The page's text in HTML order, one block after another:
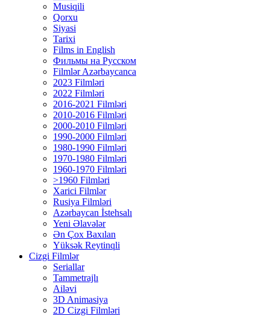
Musiqili
Qorxu
Siyasi
Tarixi
Films in English
Фильмы на Русском
Filmlər Azərbaycanca
2023 Filmləri
2022 Filmləri
2016-2021 Filmləri
2010-2016 Filmləri
2000-2010 Filmləri
1990-2000 Filmləri
1980-1990 Filmləri
1970-1980 Filmləri
1960-1970 Filmləri
>1960 Filmləri
Xarici Filmlər
Rusiya Filmləri
Azərbaycan İstehsalı
Yeni Əlavələr
Ən Çox Baxılan
Yüksək Reytinqli
Cizgi Filmlər
Seriallar
Tammetrajlı
Ailəvi
3D Animasiya
2D Cizgi Filmləri